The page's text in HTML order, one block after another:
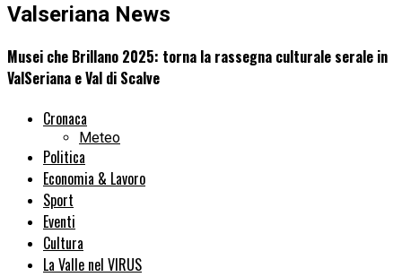
Valseriana News
Musei che Brillano 2025: torna la rassegna culturale serale in
ValSeriana e Val di Scalve
Cronaca
Meteo
Politica
Economia & Lavoro
Sport
Eventi
Cultura
La Valle nel VIRUS